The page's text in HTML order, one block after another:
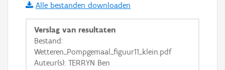
i
+ −
Alle bestanden downloaden
Verslag van resultaten
Bestand:
Wetteren_Pompgemaal_figuur11_klein.pdf
Auteur(s): TERRYN Ben